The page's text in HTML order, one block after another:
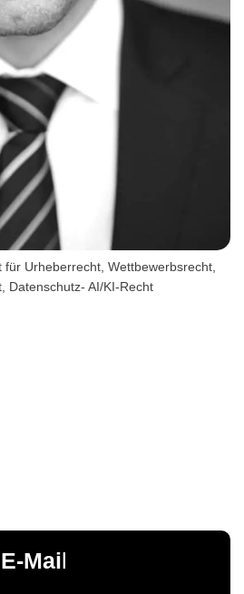
für Urheberrecht, Wettbewerbsrecht,
Datenschutz- AI/KI-Recht
Mail